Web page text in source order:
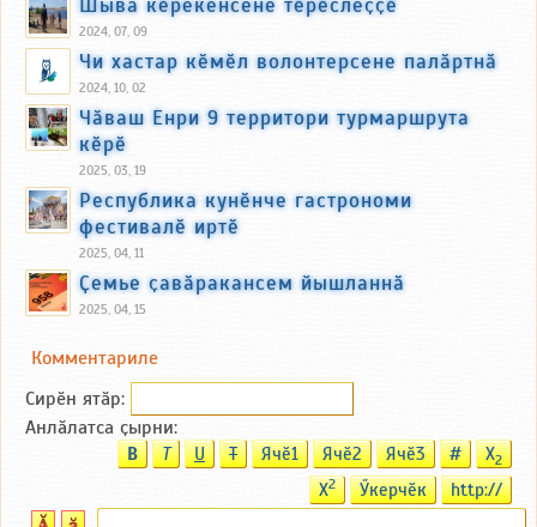
2024, 07, 09
Чи хастар кӗмӗл волонтерсене палӑртнӑ
2024, 10, 02
Чӑваш Енри 9 территори турмаршрута
кӗрӗ
2025, 03, 19
Республика кунӗнче гастрономи
фестивалӗ иртӗ
2025, 04, 11
Ҫемье ҫавӑракансем йышланнӑ
2025, 04, 15
Комментариле
Сирӗн ятӑp:
Анлӑлатса ҫырни:
B T U T Ячӗ1 Ячӗ2 Ячӗ3 # X2
X2 Ӳкерчӗк http://